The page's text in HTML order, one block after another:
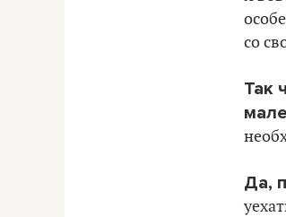
со
Так
Да,